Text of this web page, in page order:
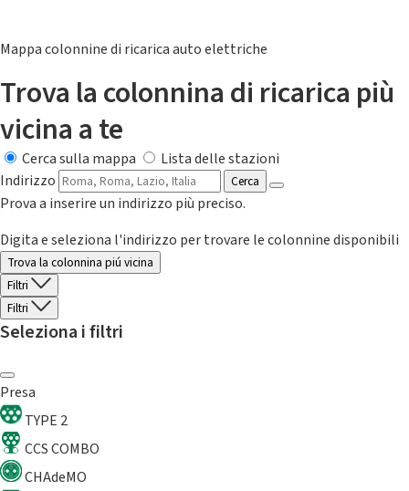
Mappa colonnine di ricarica auto elettriche
Trova la colonnina di ricarica più
vicina a te
Cerca sulla mappa
Lista delle stazioni
Indirizzo
Cerca
Prova a inserire un indirizzo più preciso.
Digita e seleziona l'indirizzo per trovare le colonnine disponibili
Trova la colonnina piú vicina
Filtri
Filtri
Seleziona i filtri
Presa
TYPE 2
CCS COMBO
CHAdeMO